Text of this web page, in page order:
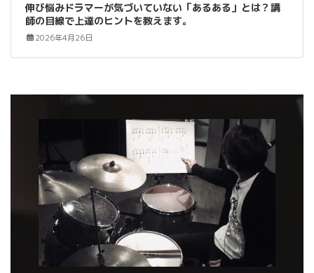
伸び悩みドラマーが気づいていない「あるある」とは？講
師の目線で上達のヒントを教えます。
2026年4月26日